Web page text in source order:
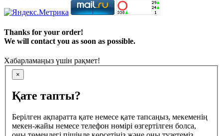
Thanks for your order!
We will contact you as soon as possible.
Хабарламаңыз үшін рақмет!
×
Қате тапты?
Берілген ақпаратта қате немесе қате тапсаңыз, мекеменің
мекен-жайы немесе телефон нөмірі өзгертілген болса,